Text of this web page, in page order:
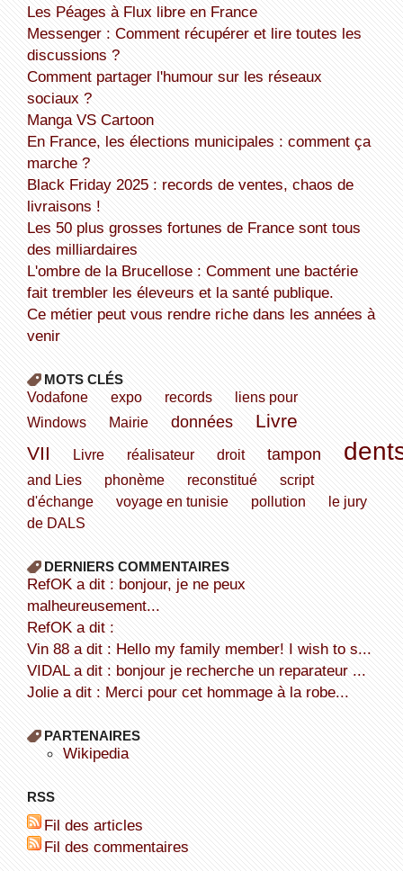
Les Péages à Flux libre en France
Messenger : Comment récupérer et lire toutes les
discussions ?
Comment partager l'humour sur les réseaux
sociaux ?
Manga VS Cartoon
En France, les élections municipales : comment ça
marche ?
Black Friday 2025 : records de ventes, chaos de
livraisons !
Les 50 plus grosses fortunes de France sont tous
des milliardaires
L'ombre de la Brucellose : Comment une bactérie
fait trembler les éleveurs et la santé publique.
Ce métier peut vous rendre riche dans les années à
venir
MOTS CLÉS
Vodafone expo records
liens pour
Windows
Mairie données
Livre
VII
Livre réalisateur droit tampon
and Lies phonème reconstitué
script
d'échange
voyage en tunisie pollution
le jury
de DALS
DERNIERS COMMENTAIRES
refOK a dit : bonjour, je ne peux
malheureusement...
refOK a dit :
Vin 88 a dit : Hello my family member! I wish to s...
VIDAL a dit : bonjour je recherche un reparateur ...
Jolie a dit : Merci pour cet hommage à la robe...
PARTENAIRES
wikipedia
RSS
Fil des articles
Fil des commentaires